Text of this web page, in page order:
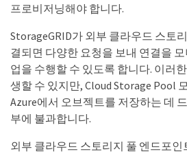
프로비저닝해야 합니다.
StorageGRID가 외부 클라우드 스토
결되면 다양한 요청을 보내 연결을
업을 수행할 수 있도록 합니다. 이러
생할 수 있지만, Cloud Storage Pool
Azure에서 오브젝트를 저장하는 데
부에 불과합니다.
외부 클라우드 스토리지 풀 엔드포인